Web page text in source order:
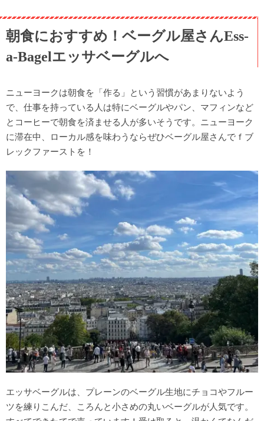
朝食におすすめ！ベーグル屋さんEss-
a-Bagelエッサベーグルへ
ニューヨークは朝食を「作る」という習慣があまりないよう
で、仕事を持っている人は特にベーグルやパン、マフィンなど
とコーヒーで朝食を済ませる人が多いそうです。ニューヨーク
に滞在中、ローカル感を味わうならぜひベーグル屋さんでｆブ
レックファーストを！
エッサベーグルは、プレーンのベーグル生地にチョコやフルー
ツを練りこんだ、ころんと小さめの丸いベーグルが人気です。